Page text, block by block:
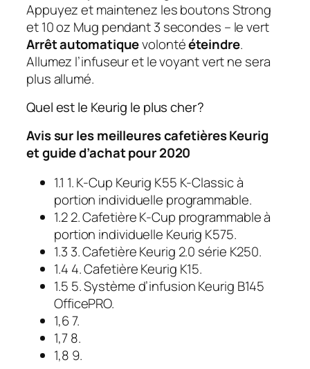
Appuyez et maintenez les boutons Strong
et 10 oz Mug pendant 3 secondes – le vert
Arrêt automatiquevolontééteindre.
Allumez l’infuseur et le voyant vert ne sera
plus allumé.
Quel est le Keurig le plus cher?
Avis sur les meilleures cafetières Keurig
et guide d’achat pour 2020
1.1 1. K-Cup Keurig K55 K-Classic à
portion individuelle programmable.
1.2 2. Cafetière K-Cup programmable à
portion individuelle Keurig K575.
1.3 3. Cafetière Keurig 2.0 série K250.
1.4 4. Cafetière Keurig K15.
1.5 5. Système d’infusion Keurig B145
OfficePRO.
1,6 7.
1,7 8.
1,8 9.